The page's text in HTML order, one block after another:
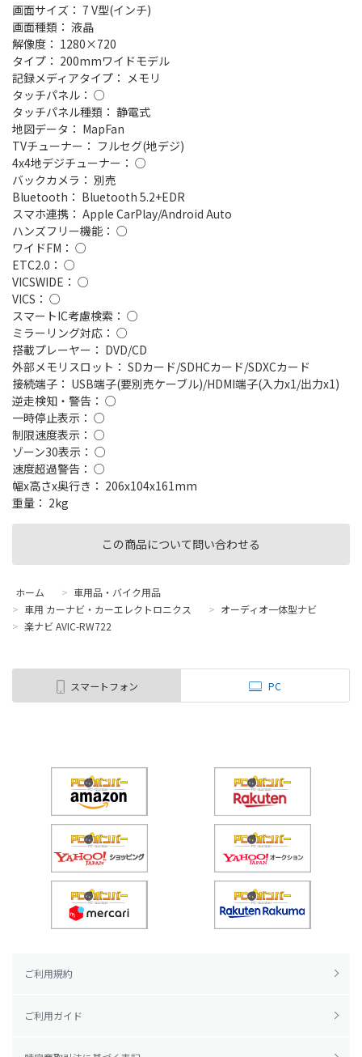
この商品について問い合わせる
画面サイズ： 7 V型(インチ)
画面種類： 液晶
解像度： 1280×720
タイプ： 200mmワイドモデル
記録メディアタイプ： メモリ
タッチパネル： ○
タッチパネル種類： 静電式
地図データ： MapFan
TVチューナー： フルセグ(地デジ)
4x4地デジチューナー： ○
バックカメラ： 別売
Bluetooth： Bluetooth 5.2+EDR
スマホ連携： Apple CarPlay/Android Auto
ハンズフリー機能： ○
ワイドFM： ○
ETC2.0： ○
VICSWIDE： ○
VICS： ○
スマートIC考慮検索： ○
ミラーリング対応： ○
搭載プレーヤー： DVD/CD
外部メモリスロット： SDカード/SDHCカード/SDXCカード
接続端子： USB端子(要別売ケーブル)/HDMI端子(入力x1/出力x1)
逆走検知・警告： ○
一時停止表示： ○
制限速度表示： ○
ゾーン30表示： ○
速度超過警告： ○
幅x高さx奥行き： 206x104x161mm
重量： 2kg
ホーム > 車用品・バイク用品
> 車用 カーナビ・カーエレクトロニクス > オーディオ一体型ナビ
> 楽ナビ AVIC-RW722
スマートフォン PC
ご利用規約
ご利用ガイド